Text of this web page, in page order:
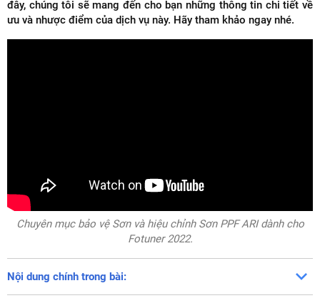
đây, chúng tôi sẽ mang đến cho bạn những thông tin chi tiết về
ưu và nhược điểm của dịch vụ này. Hãy tham khảo ngay nhé.
Chuyên mục bảo vệ Sơn và hiệu chỉnh Sơn PPF ARI dành cho
Fotuner 2022.
Nội dung chính trong bài: